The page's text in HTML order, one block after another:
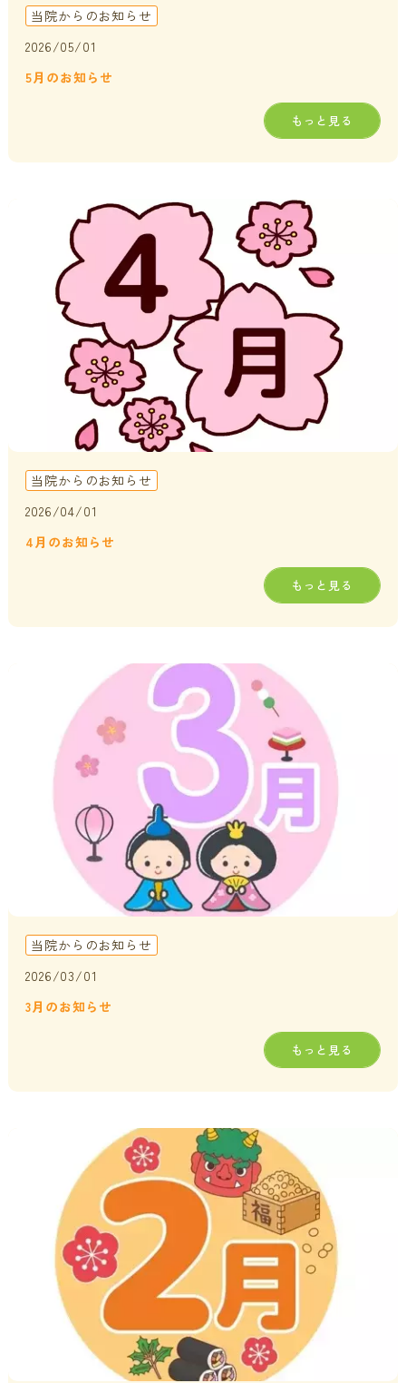
分子整合栄養医学を勉強したい方に
当院からのお知らせ
2026/05/01
5月のお知らせ
もっと見る
当院からのお知らせ
2026/04/01
4月のお知らせ
もっと見る
当院からのお知らせ
2026/03/01
3月のお知らせ
もっと見る